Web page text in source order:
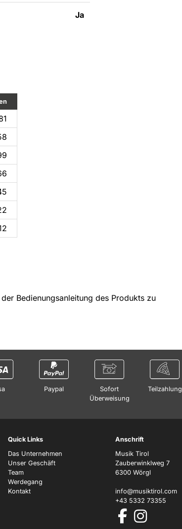
Ja
Bedienungsanleitung des Produkts zu
Paypal
Sofort
Überweisung
Teilzahlung
Quick Links
Das Unternehmen
Unser Geschäft
Team
Werdegang
Kontakt
Anschrift
Musik Tirol
Zauberwinklweg 7
6300 Wörgl
info@musiktirol.com
+43 5332 73355